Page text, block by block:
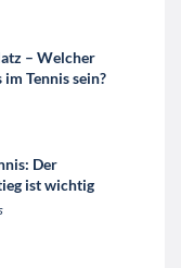
– Welcher
Tennis sein?
Der
ist wichtig